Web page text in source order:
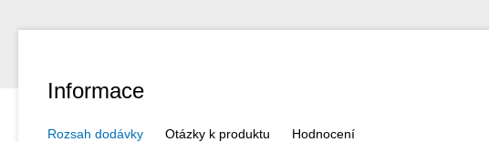
Informace
Rozsah dodávky Otázky k produktu Hodnocení